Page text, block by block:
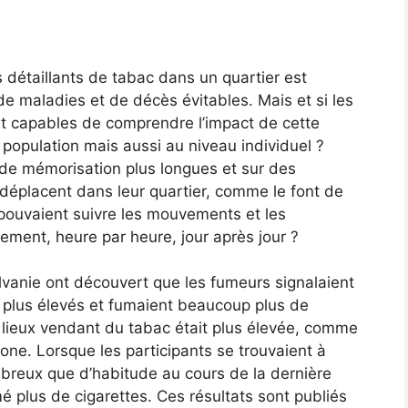
de tabac dans un quartier est
maladies et de décès évitables. Mais et si les
de comprendre l’impact de cette
mais aussi au niveau individuel ?
mémorisation plus longues et sur des
dans leur quartier, comme le font de
suivre les mouvements et les
heure par heure, jour après jour ?
ont découvert que les fumeurs signalaient
élevés et fumaient beaucoup plus de
vendant du tabac était plus élevée, comme
Lorsque les participants se trouvaient à
que d’habitude au cours de la dernière
plus de cigarettes. Ces résultats sont publiés